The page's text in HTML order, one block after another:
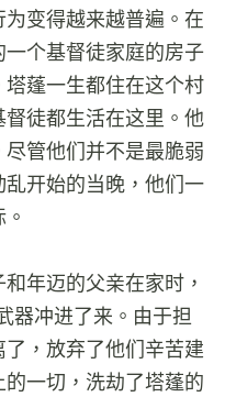
变得越来越普遍。在
个基督徒家庭的房子
蓬一生都住在这个村
徒都生活在这里。他
管他们并不是最脆弱
开始的当晚，他们一
年迈的父亲在家时，
器冲进了来。由于担
，放弃了他们辛苦建
一切，洗劫了塔蓬的